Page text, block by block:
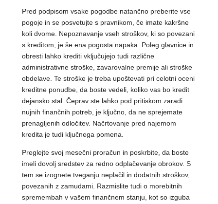
Pred podpisom vsake pogodbe natančno preberite vse
pogoje in se posvetujte s pravnikom, če imate kakršne
koli dvome. Nepoznavanje vseh stroškov, ki so povezani
s kreditom, je še ena pogosta napaka. Poleg glavnice in
obresti lahko krediti vključujejo tudi različne
administrativne stroške, zavarovalne premije ali stroške
obdelave. Te stroške je treba upoštevati pri celotni oceni
kreditne ponudbe, da boste vedeli, koliko vas bo kredit
dejansko stal. Čeprav ste lahko pod pritiskom zaradi
nujnih finančnih potreb, je ključno, da ne sprejemate
prenagljenih odločitev. Načrtovanje pred najemom
kredita je tudi ključnega pomena.
Preglejte svoj mesečni proračun in poskrbite, da boste
imeli dovolj sredstev za redno odplačevanje obrokov. S
tem se izognete tveganju neplačil in dodatnih stroškov,
povezanih z zamudami. Razmislite tudi o morebitnih
spremembah v vašem finančnem stanju, kot so izguba